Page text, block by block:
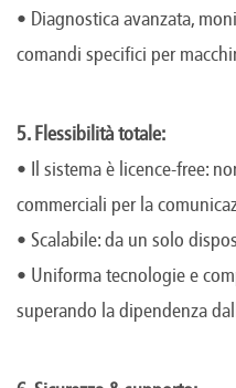
• Diagnostica avanzata,
comandi specifici per
5. Flessibilità totale:
• Il sistema è licence-free:
commerciali per la
• Scalabile: da un solo
• Uniforma tecnologie e
superando la dipendenza